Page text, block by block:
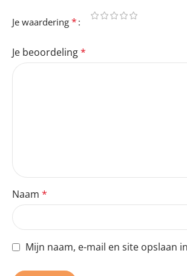
Je waardering *
Je beoordeling*
Naam *
Mijn naam, e-mail en site opslaan